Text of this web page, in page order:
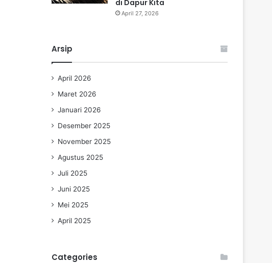
di Dapur Kita
April 27, 2026
Arsip
April 2026
Maret 2026
Januari 2026
Desember 2025
November 2025
Agustus 2025
Juli 2025
Juni 2025
Mei 2025
April 2025
Categories